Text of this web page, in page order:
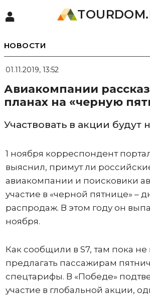
НОВОСТИ
01.11.2019, 13:52
Авиакомпании
планах на «черную
Участвовать в акции будут
1 ноября корреспондент
выяснил, примут ли
авиакомпании и поисковики
участие в «черной пятнице» –
распродаж. В этом году он
ноября.
Как сообщили в S7, там пока
предлагать пассажирам
спецтарифы. В «Победе»
участие в глобальной акции,